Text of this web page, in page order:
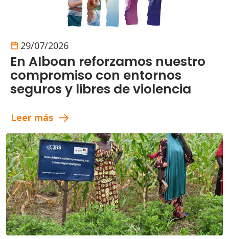
29/07/2026
En Alboan reforzamos nuestro
compromiso con entornos
seguros y libres de violencia
Leer más